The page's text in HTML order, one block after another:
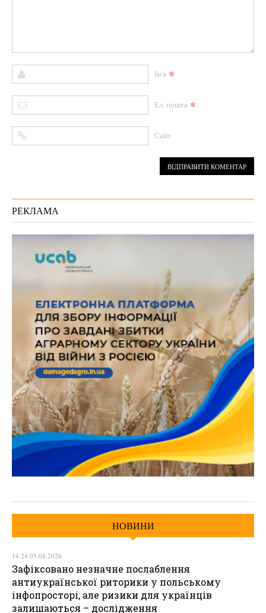
Ім'я *
Ел. пошта *
Сайт
РЕКЛАМА
НОВИНИ
14:24 05.08.2026
Зафіксовано незначне послаблення
антиукраїнської риторики у польському
інфопросторі, але ризики для українців
залишаються – дослідження